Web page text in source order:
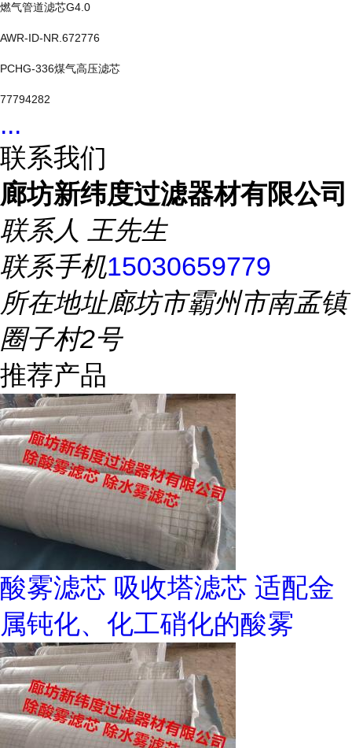
燃气管道滤芯G4.0
AWR-ID-NR.672776
PCHG-336煤气高压滤芯
77794282
...
联系我们
廊坊新纬度过滤器材有限公司
联系人 王先生
联系手机15030659779
所在地址廊坊市霸州市南孟镇
圈子村2号
推荐产品
酸雾滤芯 吸收塔滤芯 适配金
属钝化、化工硝化的酸雾